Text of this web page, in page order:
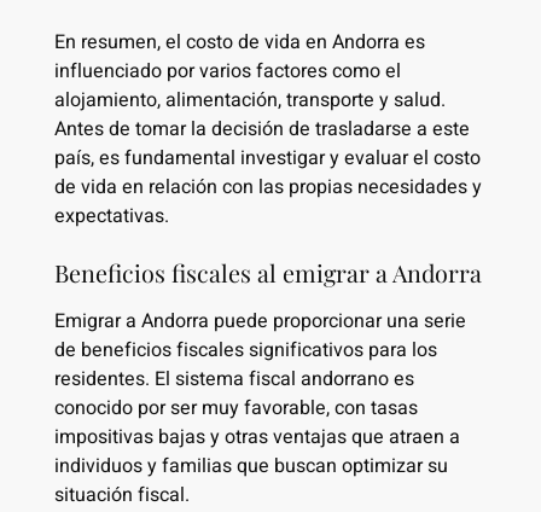
En resumen, el costo de vida en Andorra es
influenciado por varios factores como el
alojamiento, alimentación, transporte y salud.
Antes de tomar la decisión de trasladarse a este
país, es fundamental investigar y evaluar el costo
de vida en relación con las propias necesidades y
expectativas.
Beneficios fiscales al emigrar a Andorra
Emigrar a Andorra puede proporcionar una serie
de beneficios fiscales significativos para los
residentes. El sistema fiscal andorrano es
conocido por ser muy favorable, con tasas
impositivas bajas y otras ventajas que atraen a
individuos y familias que buscan optimizar su
situación fiscal.